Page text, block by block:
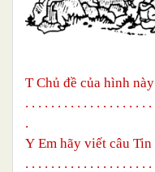
TChủ đề của hình
. . . . . . . . . . . . . . . . . . .
.
Y Em hãy viết câu
. . . . . . . . . . . . . . . . . . .